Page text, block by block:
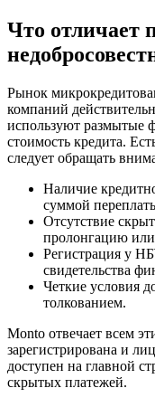
Что
Рынок
компаний
используют размытые
стоимость кредита.
следует обращать
Наличие
суммой
Отсутствие
пролонгацию
Регистрация у
свидетельства
Четкие условия
толкованием.
Monto отвечает всем
зарегистрирована и
доступен на главной
скрытых платежей.